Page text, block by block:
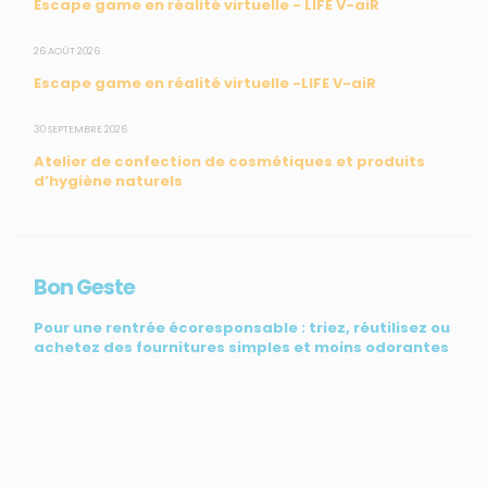
Escape game en réalité virtuelle - LIFE V-aiR
26 AOÛT 2026
Escape game en réalité virtuelle -LIFE V-aiR
30 SEPTEMBRE 2026
Atelier de confection de cosmétiques et produits
d’hygiène naturels
Bon Geste
Pour une rentrée écoresponsable : triez, réutilisez ou
achetez des fournitures simples et moins odorantes
CONTACT
Mail : info@madininair.fr